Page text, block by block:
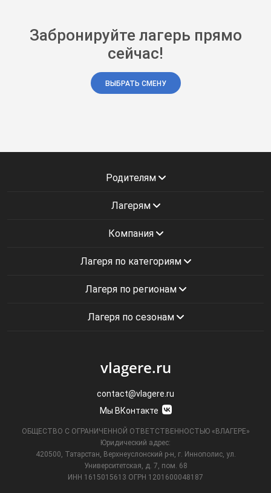
Забронируйте лагерь прямо
сейчас!
ВЫБРАТЬ СМЕНУ
Родителям
Лагерям
Компания
Лагеря по категориям
Лагеря по регионам
Лагеря по сезонам
vlagere.ru
contact@vlagere.ru
Мы ВКонтакте
ОБЩЕСТВО С ОГРАНИЧЕННОЙ ОТВЕТСТВЕННОСТЬЮ «ВЛАГЕРЕ»
Юридический адрес:
420500, Татарстан, Верхнеуслонский р-н, г. Иннополис, ул.
Университетская,
д. 7, пом. 68
ИНН 1615015613 ОГРН 1201600048187